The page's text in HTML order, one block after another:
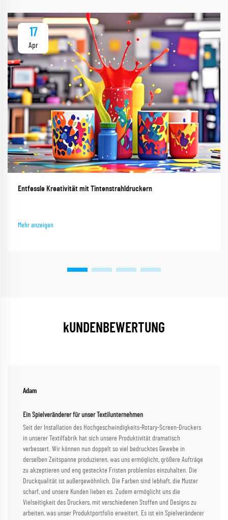
17
Apr
Entfessle Kreativität mit Tintenstrahldruckern
Mehr anzeigen
kUNDENBEWERTUNG
Adam
Ein Spielveränderer für unser Textilunternehmen
Seit der Installation des Hochgeschwindigkeits-Rotary-Screen-Druckers
in unserer Textilfabrik hat sich unsere Produktivität dramatisch
verbessert. Wir können nun doppelt so viel bedrucktes Gewebe in
derselben Zeitspanne produzieren, was uns ermöglicht, größere Aufträge
zu akzeptieren und eng gesteckte Fristen problemlos einzuhalten. Die
Druckqualität ist außergewöhnlich. Die Farben sind lebhaft, die Muster
scharf, und unsere Kunden lieben es. Zudem ermöglicht uns die
Vielseitigkeit des Druckers, mit verschiedenen Stoffen und Designs zu
arbeiten, was unser Produktportfolio erweitert. Es ist ein Spielveränderer